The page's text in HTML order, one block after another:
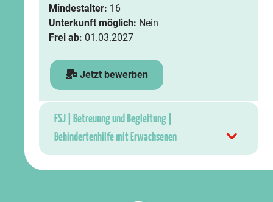
Mindestalter: 16
Unterkunft möglich: Nein
Frei ab: 01.03.2027
Jetzt bewerben
FSJ | Betreuung und Begleitung |
Behindertenhilfe mit Erwachsenen